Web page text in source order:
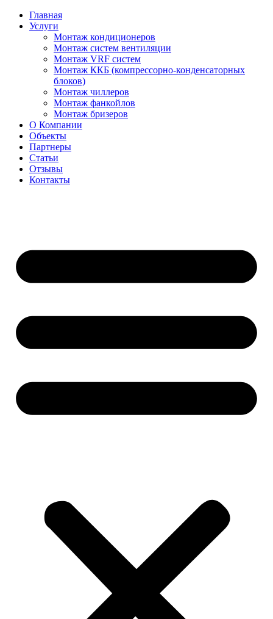
Главная
Услуги
Монтаж кондиционеров
Монтаж cистем вентиляции
Монтаж VRF систем
Монтаж ККБ (компрессорно-конденсаторных
блоков)
Монтаж чиллеров
Монтаж фанкойлов
Монтаж бризеров
О Компании
Объекты
Партнеры
Статьи
Отзывы
Контакты